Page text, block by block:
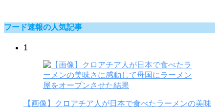
フード速報の人気記事
1
【画像】クロアチア人が日本で食べたラーメンの美味